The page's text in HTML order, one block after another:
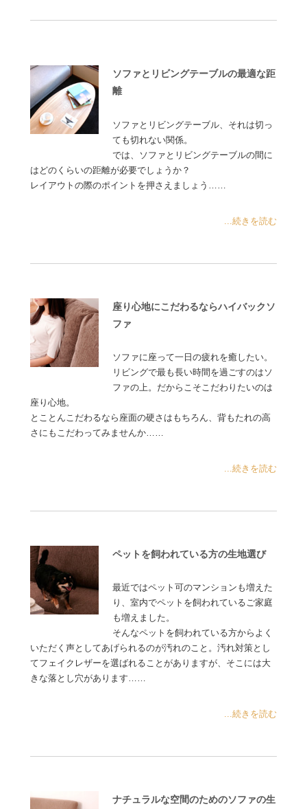
ソファとリビングテーブルの最適な距
離
ソファとリビングテーブル、それは切っ
ても切れない関係。
では、ソファとリビングテーブルの間に
はどのくらいの距離が必要でしょうか？
レイアウトの際のポイントを押さえましょう……
...続きを読む
座り心地にこだわるならハイバックソ
ファ
ソファに座って一日の疲れを癒したい。
リビングで最も長い時間を過ごすのはソ
ファの上。だからこそこだわりたいのは
座り心地。
とことんこだわるなら座面の硬さはもちろん、背もたれの高
さにもこだわってみませんか……
...続きを読む
ペットを飼われている方の生地選び
最近ではペット可のマンションも増えた
り、室内でペットを飼われているご家庭
も増えました。
そんなペットを飼われている方からよく
いただく声としてあげられるのが汚れのこと。汚れ対策とし
てフェイクレザーを選ばれることがありますが、そこには大
きな落とし穴があります……
...続きを読む
ナチュラルな空間のためのソファの生